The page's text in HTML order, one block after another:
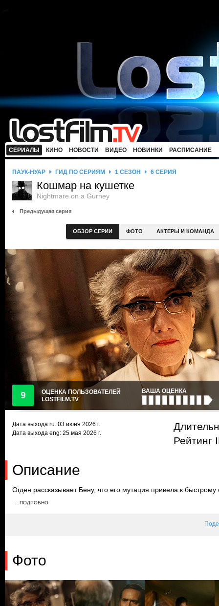
СЕРИАЛЫ КИНО НОВОСТИ ВИДЕО НОВИНКИ РАСПИСАНИЕ
ПАУК-НУАР ГИД ПО СЕРИЯМ 1 СЕЗОН 6 СЕРИЯ
Кошмар на кушетке
Nightmare on a Gurney
Предыдущая серия
ОБЗОР СЕРИИ ФОТО АКТЕРЫ И КОМАНДА
9
ОЦЕНКА ПОЛЬЗОВАТЕЛЕЙ
LOSTFILM.TV
ВАША ОЦЕНКА
Дата выхода ru: 03 июня 2026 г.
Дата выхода eng: 25 мая 2026 г.
Рейтинг
Описание
Огден рассказывает Бену, что его мутация привела к
сотрудничать, и Огден накачивает его наркотиками, чтобы
…ПОДРОБНО
Фото